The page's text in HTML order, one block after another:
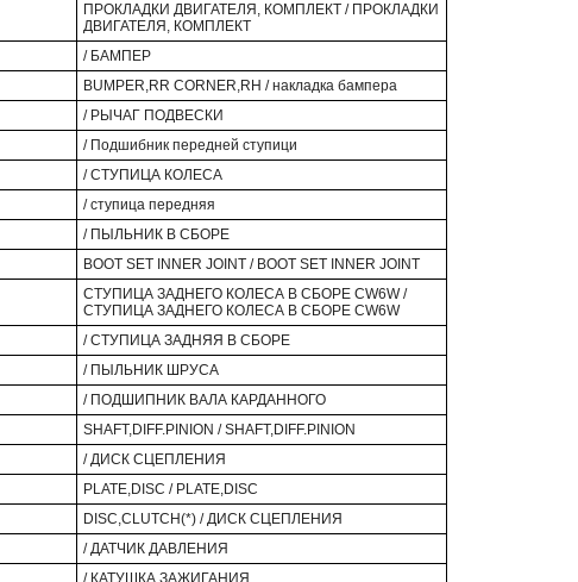
ПРОКЛАДКИ ДВИГАТЕЛЯ, КОМПЛЕКТ / ПРОКЛАДКИ
ДВИГАТЕЛЯ, КОМПЛЕКТ
/ БАМПЕР
BUMPER,RR CORNER,RH / накладка бампера
/ РЫЧАГ ПОДВЕСКИ
/ Подшибник передней ступици
/ СТУПИЦА КОЛЕСА
/ ступица передняя
/ ПЫЛЬНИК В СБОРЕ
BOOT SET INNER JOINT / BOOT SET INNER JOINT
СТУПИЦА ЗАДНЕГО КОЛЕСА В СБОРЕ CW6W /
СТУПИЦА ЗАДНЕГО КОЛЕСА В СБОРЕ CW6W
/ СТУПИЦА ЗАДНЯЯ В СБОРЕ
/ ПЫЛЬНИК ШРУСА
/ ПОДШИПНИК ВАЛА КАРДАННОГО
SHAFT,DIFF.PINION / SHAFT,DIFF.PINION
/ ДИСК СЦЕПЛЕНИЯ
PLATE,DISC / PLATE,DISC
DISC,CLUTCH(*) / ДИСК СЦЕПЛЕНИЯ
/ ДАТЧИК ДАВЛЕНИЯ
/ КАТУШКА ЗАЖИГАНИЯ